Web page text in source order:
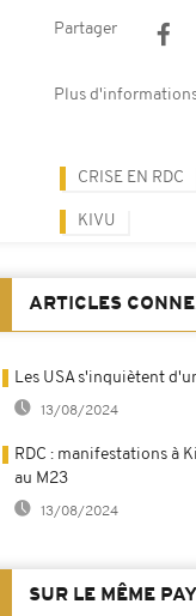
Partager
Plus
CRISE EN RDC
KIVU
ARTICLES
Les USA s'inquiètent
13/08/2024
RDC : manifestations à
au M23
13/08/2024
SUR LE MÊME